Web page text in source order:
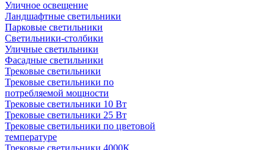
Уличное освещение
Ландшафтные светильники
Парковые светильники
Светильники-столбики
Уличные светильники
Фасадные светильники
Трековые светильники
Трековые светильники по
потребляемой мощности
Трековые светильники 10 Вт
Трековые светильники 25 Вт
Трековые светильники по цветовой
температуре
Трековые светильники 4000К